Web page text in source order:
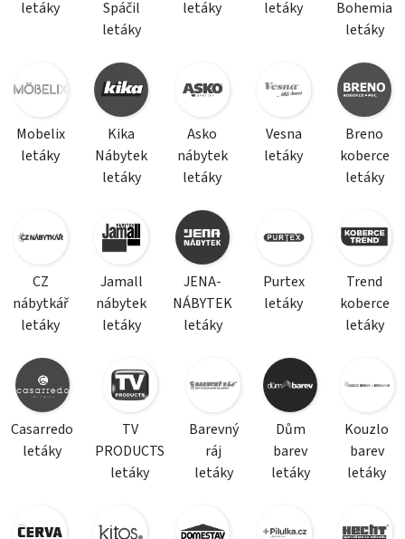
letáky
Spáčil
letáky
letáky letáky
Bohemia
letáky
Mobelix
letáky
Kika
Nábytek
letáky
Asko
nábytek
letáky
Vesna
letáky
Breno
koberce
letáky
CZ
nábytkář
letáky
Jamall
nábytek
letáky
JENA-
NÁBYTEK
letáky
Purtex
letáky
Trend
koberce
letáky
Casarredo
letáky
TV
PRODUCTS
letáky
Barevný
ráj
letáky
Dům
barev
letáky
Kouzlo
barev
letáky